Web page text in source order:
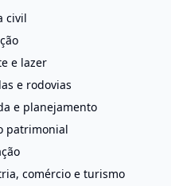
civil
e lazer
e rodovias
e planejamento
patrimonial
comércio e turismo